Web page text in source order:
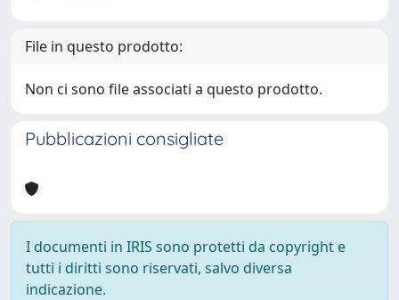
File in questo prodotto:
Non ci sono file associati a questo prodotto.
Pubblicazioni consigliate
I documenti in IRIS sono protetti da copyright e
tutti i diritti sono riservati, salvo diversa
indicazione.